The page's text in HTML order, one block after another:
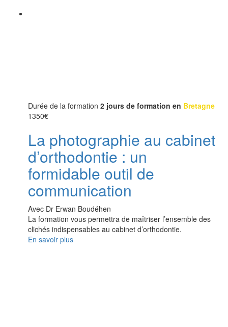
Durée de la formation 2 jours de formation en Bretagne
1350€
La photographie au cabinet
d’orthodontie : un
formidable outil de
communication
Avec Dr Erwan Boudéhen
La formation vous permettra de maîtriser l’ensemble des
clichés indispensables au cabinet d’orthodontie.
En savoir plus